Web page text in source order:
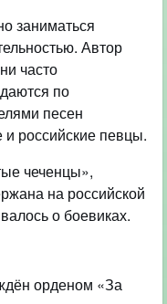
заниматься
Автор
часто
по
песен
российские певцы.
чеченцы»,
на российской
о боевиках.
орденом «За